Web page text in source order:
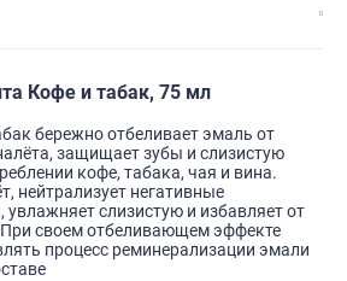
Кофе и табак, 75 мл
бережно отбеливает эмаль от
защищает зубы и слизистую
кофе, табака, чая и вина.
нейтрализует негативные
увлажняет слизистую и избавляет от
При своем отбеливающем эффекте
процесс реминерализации эмали